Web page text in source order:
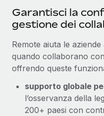
Garantisci la
gestione dei
Remote aiuta le
quando collaborano
offrendo queste
supporto globale
l’osservanza della
200+ paesi con